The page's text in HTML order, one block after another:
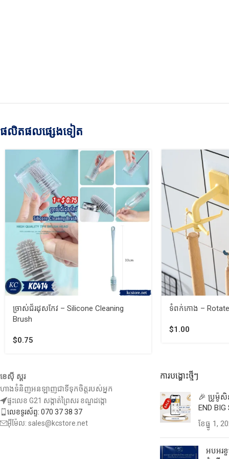
ផលិតផលផ្សេងទៀត
ច្រាស់ជ័រដុសកែវ – Silicone Cleaning
Brush
$0.75
ទំពក់កោង –
$1.00
ខេស៊ី ស្តរ
ហាងទំនិញអនឡាញជាទីទុកចិត្តរបស់អ្នក
ផ្ទះលេខ G21 សង្កាត់ព្រៃសរ ខណ្ឌដង្កោ
លេខទូរស័ព្ទ: 070 37 38 37
អ៊ីម៉ែល: sales@kcstore.net
ការបង្ហោះថ្មីៗ
🎉 ប្រូម៉ូសិ
END
ខែ​ធ្នូ 1,
អបអរខួ